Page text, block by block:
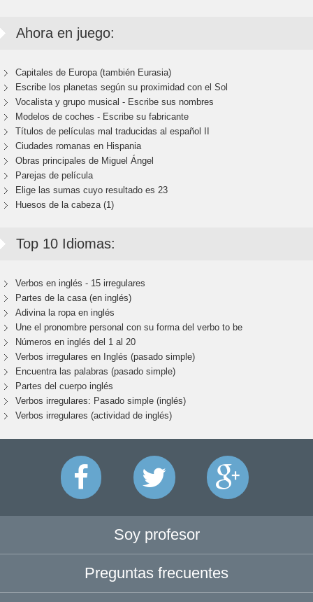
Ahora en juego:
Capitales de Europa (también Eurasia)
Escribe los planetas según su proximidad con el Sol
Vocalista y grupo musical - Escribe sus nombres
Modelos de coches - Escribe su fabricante
Títulos de películas mal traducidas al español II
Ciudades romanas en Hispania
Obras principales de Miguel Ángel
Parejas de película
Elige las sumas cuyo resultado es 23
Huesos de la cabeza (1)
Top 10 Idiomas:
Verbos en inglés - 15 irregulares
Partes de la casa (en inglés)
Adivina la ropa en inglés
Une el pronombre personal con su forma del verbo to be
Números en inglés del 1 al 20
Verbos irregulares en Inglés (pasado simple)
Encuentra las palabras (pasado simple)
Partes del cuerpo inglés
Verbos irregulares: Pasado simple (inglés)
Verbos irregulares (actividad de inglés)
Soy profesor
Preguntas frecuentes